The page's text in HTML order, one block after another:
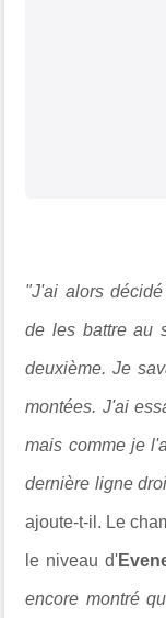
"J'ai alors
de les battre au
deuxième. Je
montées. J'ai
mais comme je
dernière ligne
ajoute-t-il. Le
le niveau d'
encore montré